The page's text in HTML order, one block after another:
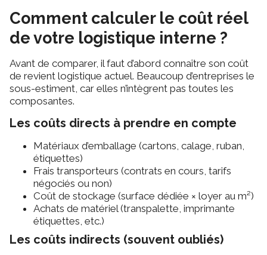
Comment calculer le coût réel
de votre logistique interne ?
Avant de comparer, il faut d’abord connaître son coût
de revient logistique actuel. Beaucoup d’entreprises le
sous-estiment, car elles n’intègrent pas toutes les
composantes.
Les coûts directs à prendre en compte
Matériaux d’emballage (cartons, calage, ruban,
étiquettes)
Frais transporteurs (contrats en cours, tarifs
négociés ou non)
Coût de stockage (surface dédiée × loyer au m²)
Achats de matériel (transpalette, imprimante
étiquettes, etc.)
Les coûts indirects (souvent oubliés)